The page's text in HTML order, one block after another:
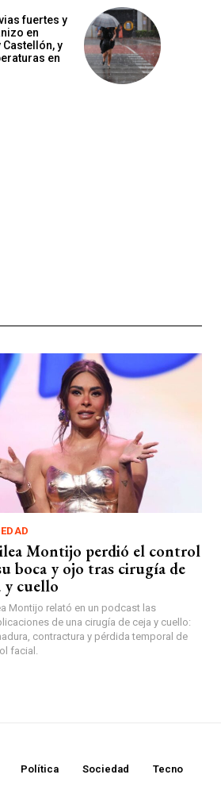
fuertes y
en
Castellón, y
en
Montijo perdió el control
boca y ojo tras cirugía de
y cuello
Montijo relató en un podcast las
de una cirugía de ceja y cuello:
contractura y pérdida temporal de
facial.
Política Sociedad Tecno